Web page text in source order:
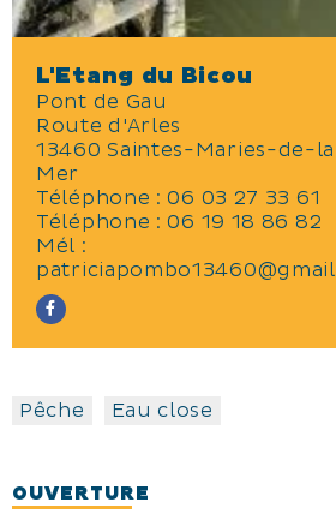
L'Etang du Bicou
Pont de Gau
Route d'Arles
13460 Saintes-Maries-de-
Mer
Téléphone :06 03 27 33 61
Téléphone :06 19 18 86 82
Mél :
Pêche Eau close
OUVERTURE